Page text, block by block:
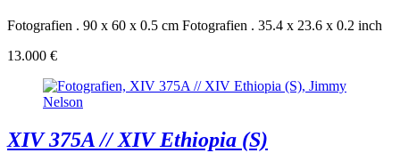
Fotografien . 90 x 60 x 0.5 cm Fotografien . 35.4 x 23.6 x 0.2 inch
13.000 €
XIV 375A // XIV Ethiopia (S)